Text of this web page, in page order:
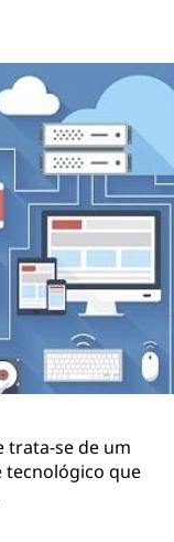
trata-se de um
tecnológico que